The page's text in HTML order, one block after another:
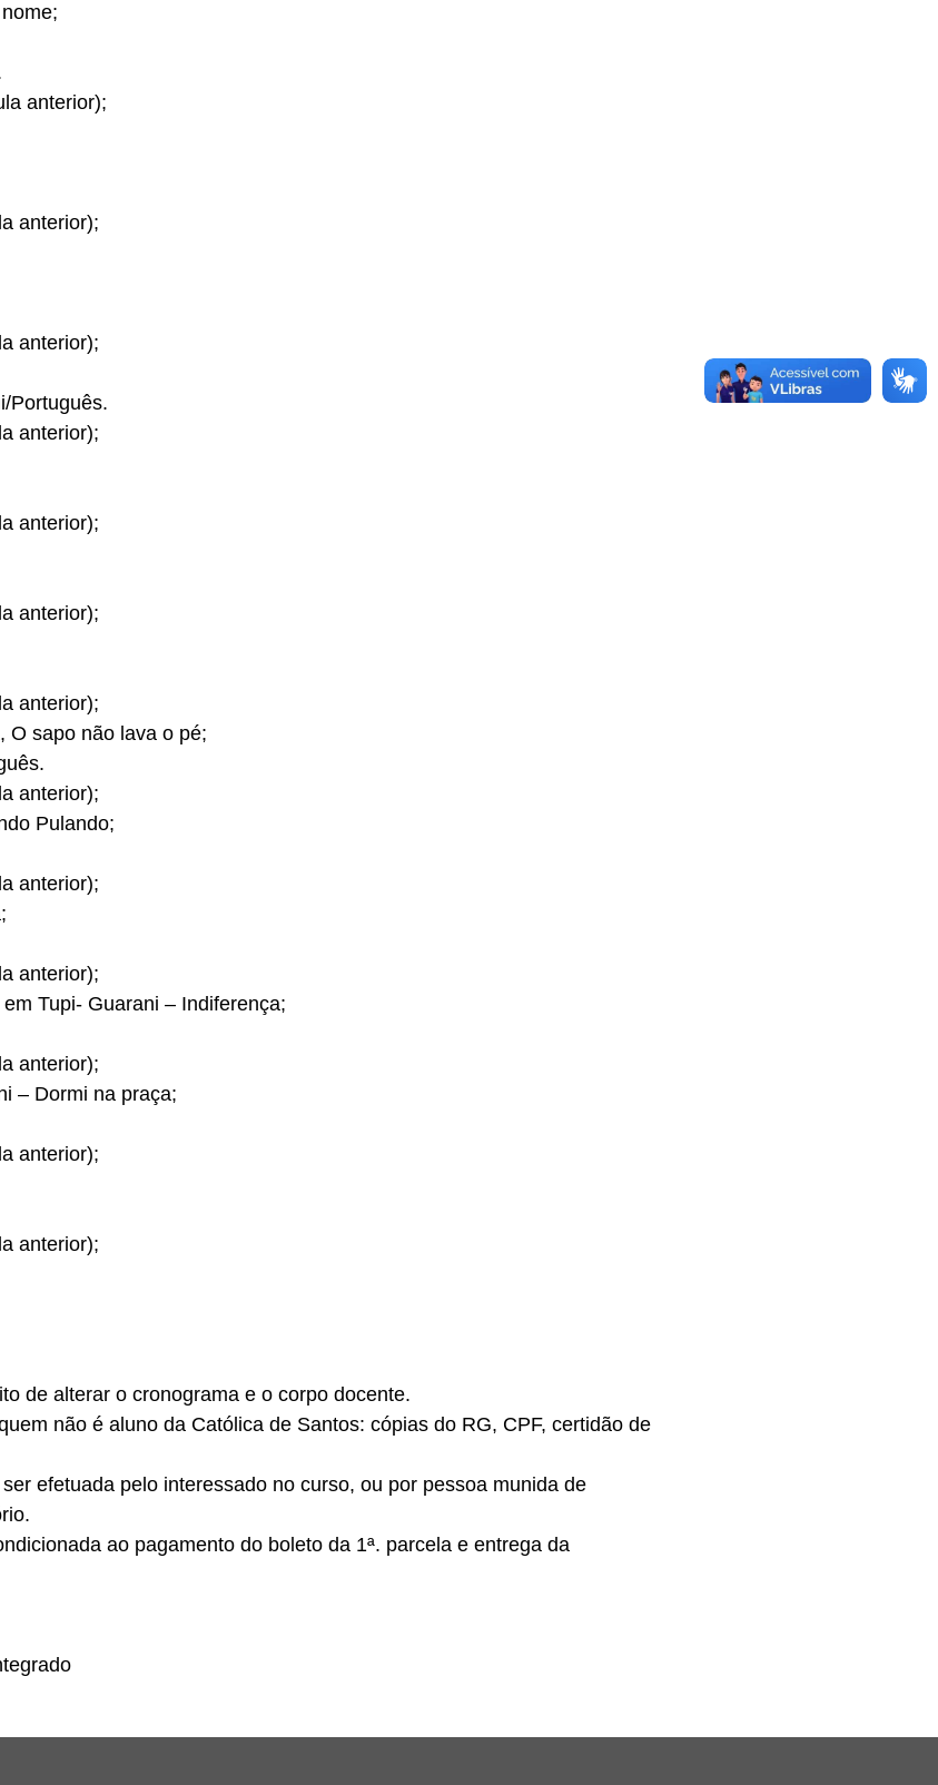
anterior);
anterior);
anterior);
Português.
anterior);
anterior);
anterior);
anterior);
O sapo não lava o pé;
anterior);
Pulando;
anterior);
anterior);
Tupi- Guarani – Indiferença;
anterior);
– Dormi na praça;
anterior);
anterior);
de alterar o cronograma e o corpo docente.
não é aluno da Católica de Santos: cópias do RG, CPF, certidão de
efetuada pelo interessado no curso, ou por pessoa munida de
ao pagamento do boleto da 1ª. parcela e entrega da